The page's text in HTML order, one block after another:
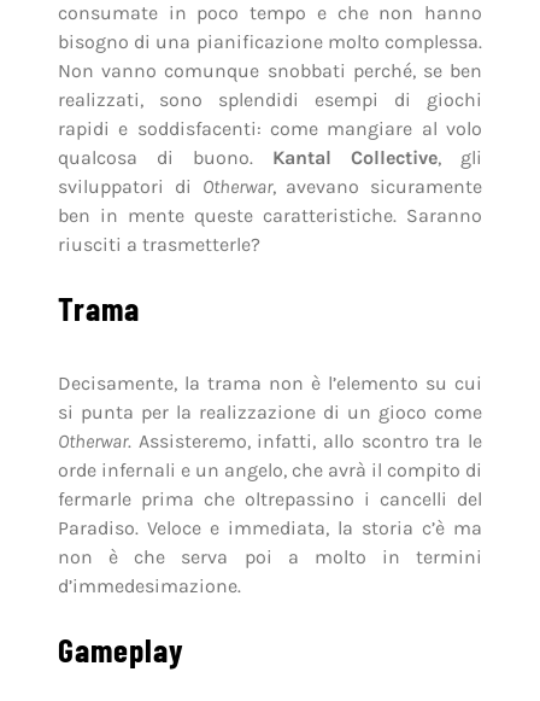
consumate in poco tempo e che non hanno
bisogno di una pianificazione molto complessa.
Non vanno comunque snobbati perché, se ben
realizzati, sono splendidi esempi di giochi
rapidi e soddisfacenti: come mangiare al volo
qualcosa di buono. Kantal Collective, gli
sviluppatori di Otherwar, avevano sicuramente
ben in mente queste caratteristiche. Saranno
riusciti a trasmetterle?
Trama
Decisamente, la trama non è l’elemento su cui
si punta per la realizzazione di un gioco come
Otherwar. Assisteremo, infatti, allo scontro tra le
orde infernali e un angelo, che avrà il compito di
fermarle prima che oltrepassino i cancelli del
Paradiso. Veloce e immediata, la storia c’è ma
non è che serva poi a molto in termini
d’immedesimazione.
Gameplay